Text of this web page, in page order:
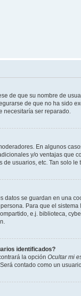
de que su nombre de
de que no ha sido
necesitaría ser reparado.
En algunos
y/o ventajas que
usuarios, etc. Tan solo le
datos se guardan en una
Para que el
e.j. biblioteca,
identificados?
la opción Ocultar mi
contado como un